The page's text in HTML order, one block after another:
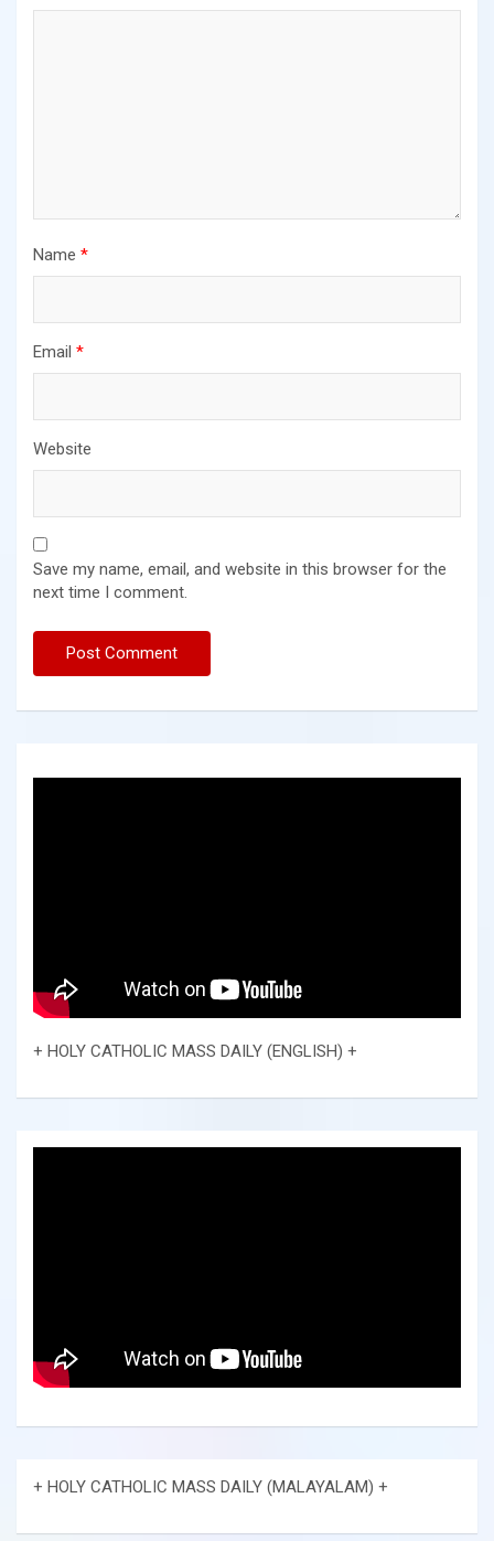
Name *
Email *
Website
Save my name, email, and website in this browser for the
next time I comment.
+ HOLY CATHOLIC MASS DAILY (ENGLISH) +
+ HOLY CATHOLIC MASS DAILY (MALAYALAM) +